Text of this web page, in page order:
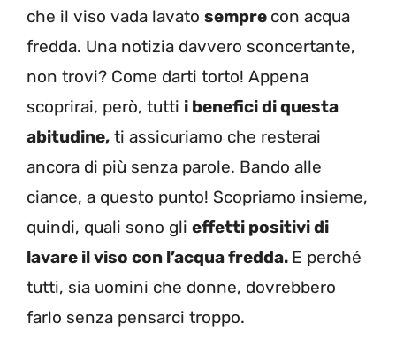
che il viso vada lavato sempre con acqua
fredda. Una notizia davvero sconcertante,
non trovi? Come darti torto! Appena
scoprirai, però, tutti i benefici di questa
abitudine, ti assicuriamo che resterai
ancora di più senza parole. Bando alle
ciance, a questo punto! Scopriamo insieme,
quindi, quali sono gli effetti positivi di
lavare il viso con l’acqua fredda. E perché
tutti, sia uomini che donne, dovrebbero
farlo senza pensarci troppo.